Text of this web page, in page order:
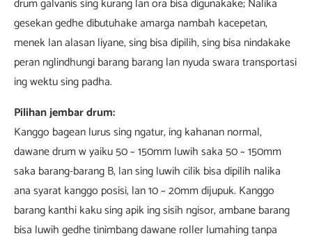
drum galvanis sing kurang lan ora bisa digunakake; Nalika
gesekan gedhe dibutuhake amarga nambah kacepetan,
menek lan alasan liyane, sing bisa dipilih, sing bisa nindakake
peran nglindhungi barang barang lan nyuda swara transportasi
ing wektu sing padha.
Pilihan jembar drum:
Kanggo bagean lurus sing ngatur, ing kahanan normal,
dawane drum w yaiku 50 ~ 150mm luwih saka 50 ~ 150mm
saka barang-barang B, lan sing luwih cilik bisa dipilih nalika
ana syarat kanggo posisi, lan 10 ~ 20mm dijupuk. Kanggo
barang kanthi kaku sing apik ing sisih ngisor, ambane barang
bisa luwih gedhe tinimbang dawane roller lumahing tanpa